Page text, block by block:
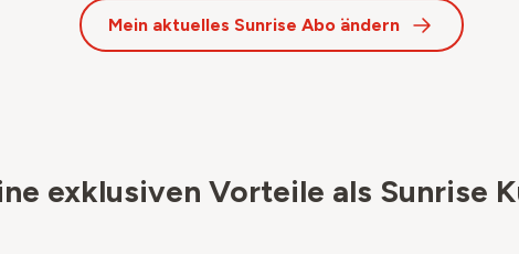
Mein aktuelles Sunrise Abo ändern
exklusiven Vorteile als Sunrise